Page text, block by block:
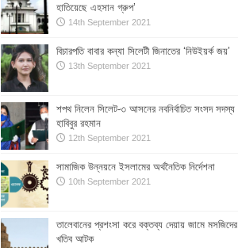
হাতিয়েছে এহসান গ্রুপ’
14th September 2021
বিচারপতি বাবার কন্যা সিলেটী জিনাতের ‘নিউইয়র্ক জয়’
13th September 2021
শপথ নিলেন সিলেট-৩ আসনের নবনির্বাচিত সংসদ সদস্য
হাবিবুর রহমান
12th September 2021
সামাজিক উন্নয়নে ইসলামের অর্থনৈতিক নির্দেশনা
10th September 2021
তালেবানের প্রশংসা করে বক্তব্য দেয়ায় জামে মসজিদের
খতিব আটক